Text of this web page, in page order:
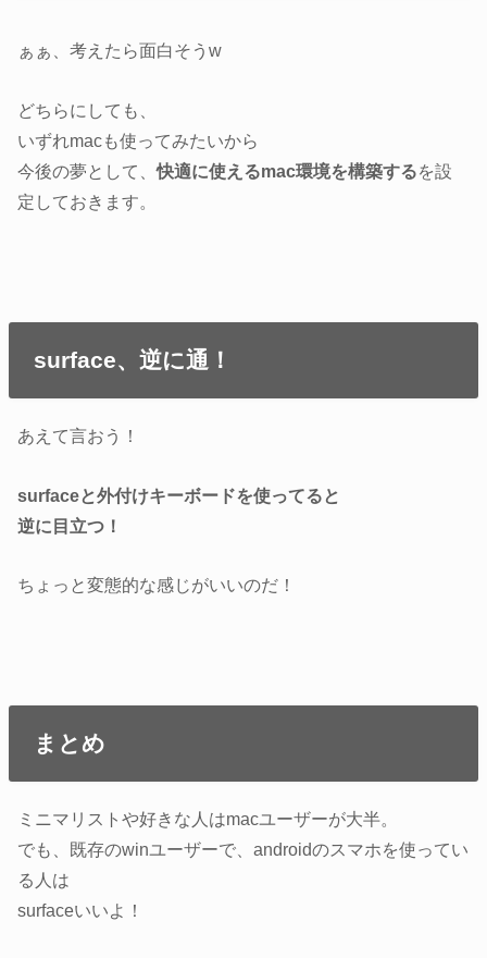
ぁぁ、考えたら面白そうw
どちらにしても、
いずれmacも使ってみたいから
今後の夢として、快適に使えるmac環境を構築するを設
定しておきます。
surface、逆に通！
あえて言おう！
surfaceと外付けキーボードを使ってると
逆に目立つ！
ちょっと変態的な感じがいいのだ！
まとめ
ミニマリストや好きな人はmacユーザーが大半。
でも、既存のwinユーザーで、androidのスマホを使ってい
る人は
surfaceいいよ！